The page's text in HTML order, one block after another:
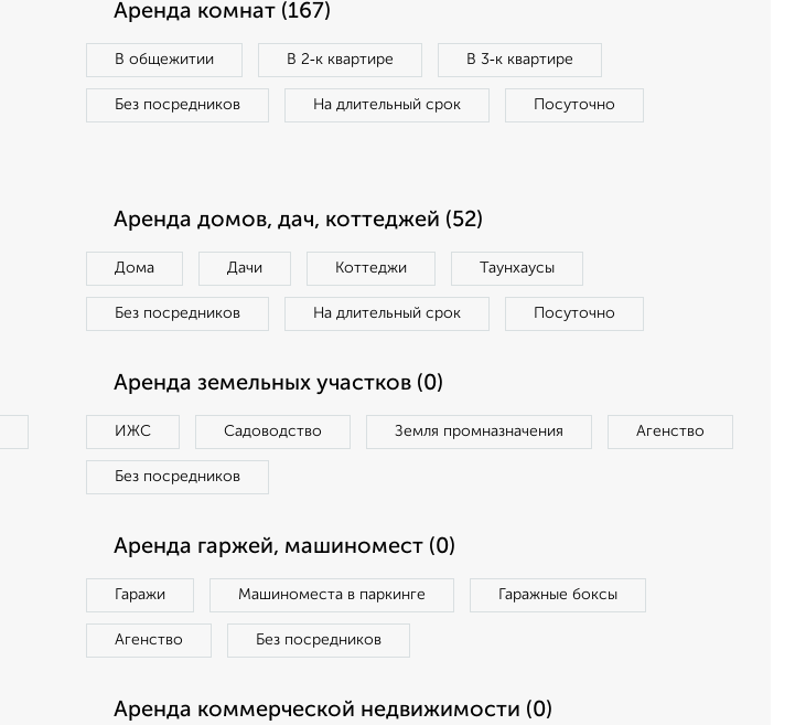
Аренда комнат (167)
В общежитии В 2‑к квартире В 3‑к квартире
Без посредников На длительный срок Посуточно
Аренда домов, дач, коттеджей (52)
Дома Дачи Коттеджи Таунхаусы
Без посредников На длительный срок Посуточно
Аренда земельных участков (0)
ИЖС Садоводство Земля промназначения Агенство
Без посредников
Аренда гаржей, машиномест (0)
Гаражи Машиноместа в паркинге Гаражные боксы
Агенство Без посредников
Аренда коммерческой недвижимости (0)